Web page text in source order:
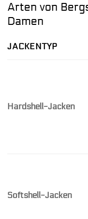
Arten von
Damen
JACKENTYP
Hardshell-Jacken
Softshell-Jacken